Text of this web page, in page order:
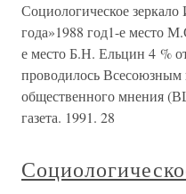
Социологическое зеркало
года»1988 год1-е место
е место Б.Н. Ельцин 4 %
проводилось Всесоюзным
общественного мнения
газета. 1991. 28